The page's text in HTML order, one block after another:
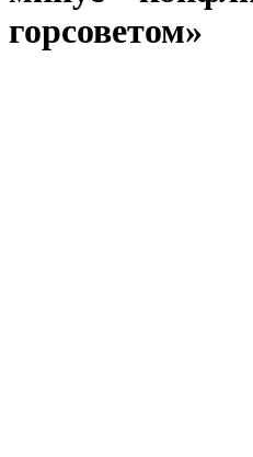
горсоветом»